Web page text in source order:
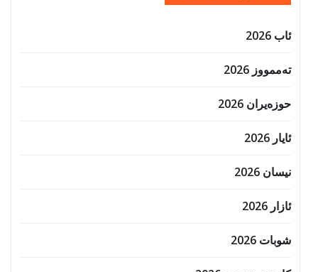
ئاب 2026
تەممووز 2026
حوزه‌یران 2026
ئایار 2026
نیسان 2026
ئازار 2026
شوبات 2026